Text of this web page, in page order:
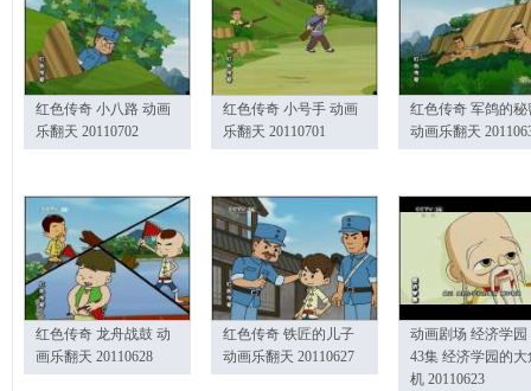
红色传奇 小八路 动画
乐翻天 20110702
红色传奇 小号手 动画
乐翻天 20110701
红色传奇 军鸽的秘
动画乐翻天
红色传奇 龙舟战鼓 动
画乐翻天 20110628
红色传奇 铁匠的儿子
动画乐翻天 20110627
动画剧场 经济学园
43集 经济学园的大
机 20110623